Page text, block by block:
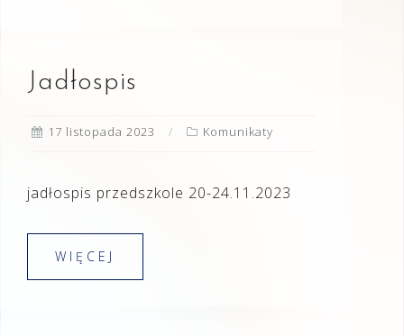
Jadłospis
17 listopada 2023 Komunikaty
jadłospis przedszkole 20-24.11.2023
WIĘCEJ